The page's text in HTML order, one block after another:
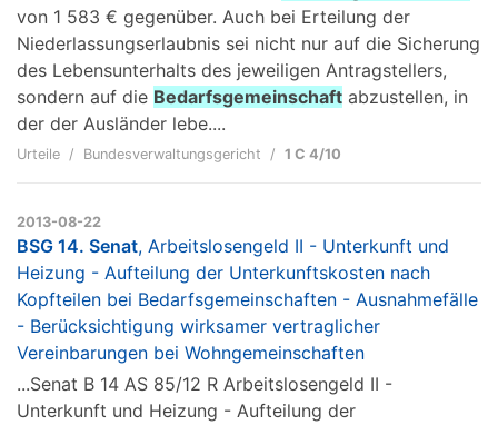
von 1 583 € gegenüber. Auch bei Erteilung der
Niederlassungserlaubnis sei nicht nur auf die Sicherung
des Lebensunterhalts des jeweiligen Antragstellers,
sondern auf die Bedarfsgemeinschaft abzustellen, in
der der Ausländer lebe....
Urteile Bundesverwaltungsgericht 1 C 4/10
2013-08-22
BSG 14. Senat, Arbeitslosengeld II - Unterkunft und
Heizung - Aufteilung der Unterkunftskosten nach
Kopfteilen bei Bedarfsgemeinschaften - Ausnahmefälle
- Berücksichtigung wirksamer vertraglicher
Vereinbarungen bei Wohngemeinschaften
...Senat B 14 AS 85/12 R Arbeitslosengeld II -
Unterkunft und Heizung - Aufteilung der